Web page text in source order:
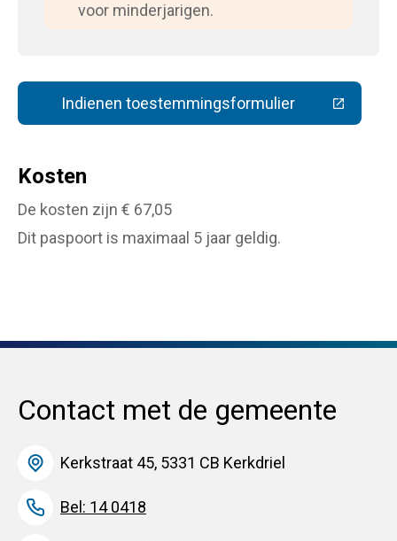
voor minderjarigen.
Indienen toestemmingsformulier
(Deze link gaat naar een
Kosten
De kosten zijn € 67,05
Dit paspoort is maximaal 5 jaar geldig.
Contact met de gemeente
Kerkstraat 45, 5331 CB Kerkdriel
Bel: 14 0418